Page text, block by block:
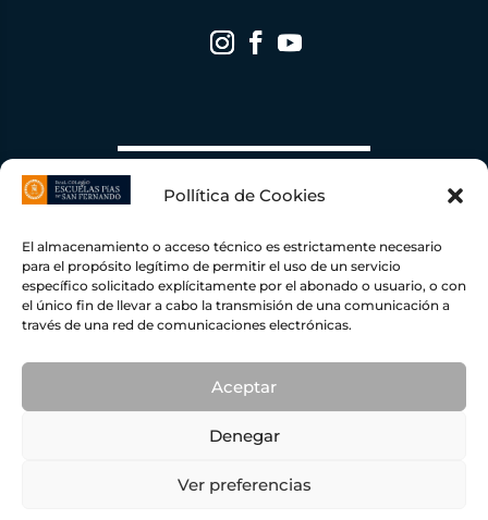
Pollítica de Cookies
El almacenamiento o acceso técnico es estrictamente necesario
para el propósito legítimo de permitir el uso de un servicio
específico solicitado explícitamente por el abonado o usuario, o con
el único fin de llevar a cabo la transmisión de una comunicación a
través de una red de comunicaciones electrónicas.
Aceptar
Denegar
Ver preferencias
Escuelas Pías de San Fernando ha recibido una ayuda de la Unión Europea con cargo al
excedente109,45KWP con una inversión total de78.919,00 €y una ayuda concedida por
almacenamiento, con fuentes de energía renovable, así como la implantación de sistemas